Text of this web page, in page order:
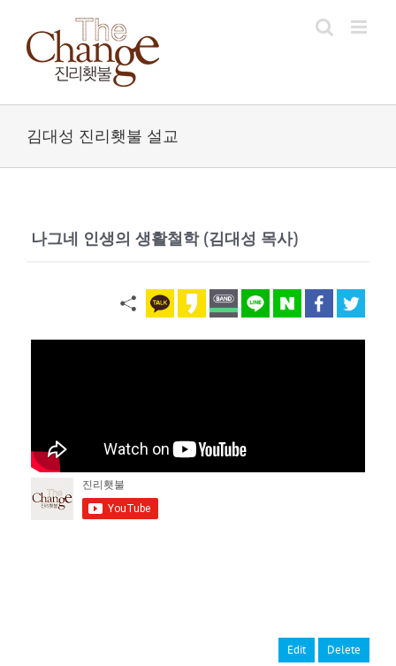
content
김대성 진리횃불 설교
나그네 인생의 생활철학 (김대성 목사)
Edit Delete